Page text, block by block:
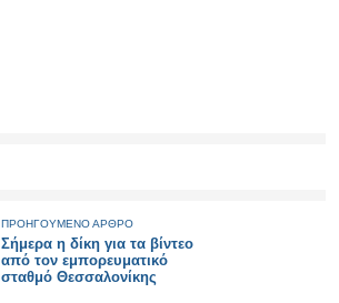
ΠΡΟΗΓΟΥΜΕΝΟ ΑΡΘΡΟ
Σήμερα η δίκη για τα βίντεο
από τον εμπορευματικό
σταθμό Θεσσαλονίκης